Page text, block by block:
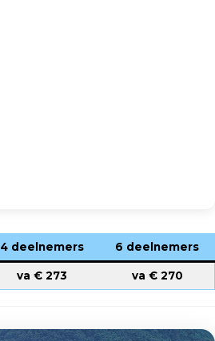
4 deelnemers 6 deelnemers
va € 273 va € 270